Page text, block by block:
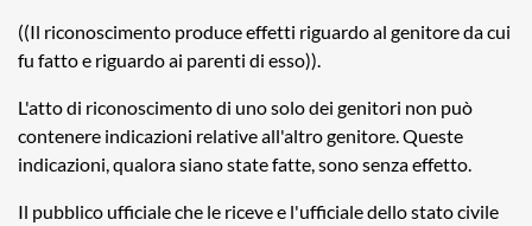
((Il riconoscimento produce effetti riguardo al genitore da cui
fu fatto e riguardo ai parenti di esso)).
L'atto di riconoscimento di uno solo dei genitori non può
contenere indicazioni relative all'altro genitore. Queste
indicazioni, qualora siano state fatte, sono senza effetto.
Il pubblico ufficiale che le riceve e l'ufficiale dello stato civile